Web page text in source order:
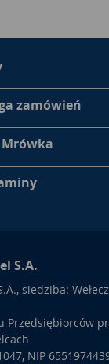
zamówień
Mrówka
S.A.
siedziba:
Przedsiębiorców
NIP